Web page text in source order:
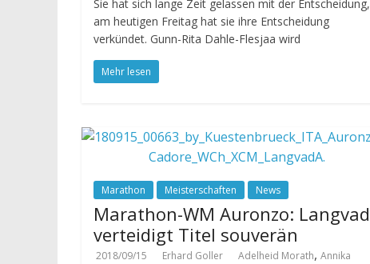
Sie hat sich lange Zeit gelassen mit der Entscheidung,
am heutigen Freitag hat sie ihre Entscheidung
verkündet. Gunn-Rita Dahle-Flesjaa wird
Mehr lesen
Marathon Meisterschaften News
Marathon-WM Auronzo: Langvad
verteidigt Titel souverän
2018/09/15 Erhard Goller Adelheid Morath, Annika